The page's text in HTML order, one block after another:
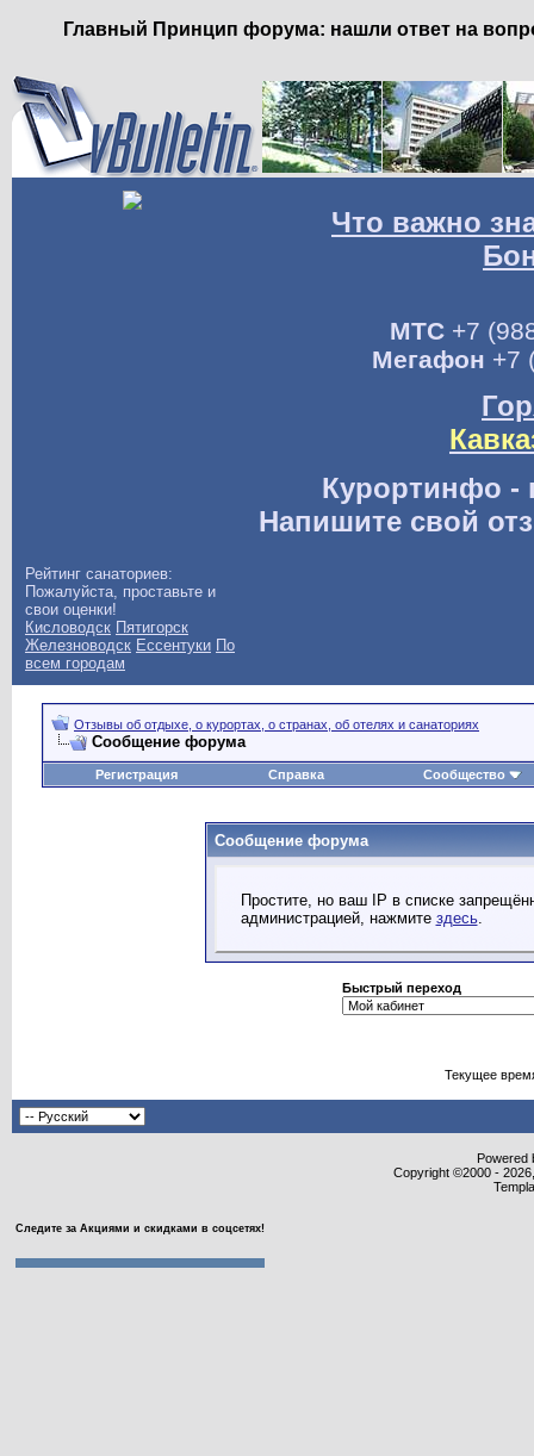
Главный Принцип форума: нашли ответ на
Что важно
МТС+7
Мегафон +7
Курортинфо -
Напишите свой
Рейтинг санаториев:
Пожалуйста, проставьте и
свои оценки!
Кисловодск Пятигорск
Железноводск Ессентуки По
всем городам
Отзывы об отдыхе, о курортах, о странах, об отелях и санаториях
Сообщение форума
Регистрация Справка Сообщество
Сообщение форума
Простите, но ваш IP в списке
администрацией, нажмите здесь.
Быстрый переход
Текущее
Powered
Copyright ©2000 -
Следите за Акциями и скидками в соцсетях!